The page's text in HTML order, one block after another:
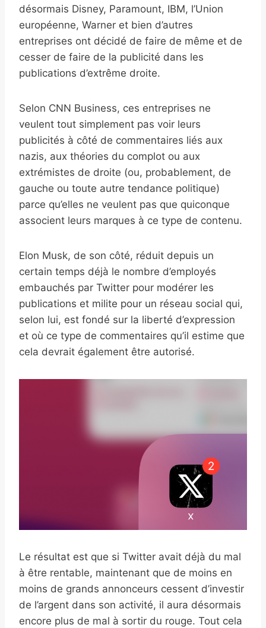
désormais Disney, Paramount, IBM, l’Union
européenne, Warner et bien d’autres
entreprises ont décidé de faire de même et de
cesser de faire de la publicité dans les
publications d’extrême droite.
Selon CNN Business, ces entreprises ne
veulent tout simplement pas voir leurs
publicités à côté de commentaires liés aux
nazis, aux théories du complot ou aux
extrémistes de droite (ou, probablement, de
gauche ou toute autre tendance politique)
parce qu’elles ne veulent pas que quiconque
associent leurs marques à ce type de contenu.
Elon Musk, de son côté, réduit depuis un
certain temps déjà le nombre d’employés
embauchés par Twitter pour modérer les
publications et milite pour un réseau social qui,
selon lui, est fondé sur la liberté d’expression
et où ce type de commentaires qu’il estime que
cela devrait également être autorisé.
Le résultat est que si Twitter avait déjà du mal
à être rentable, maintenant que de moins en
moins de grands annonceurs cessent d’investir
de l’argent dans son activité, il aura désormais
encore plus de mal à sortir du rouge. Tout cela